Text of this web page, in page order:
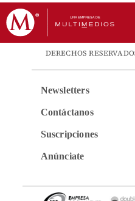
DERECHOS
Newsletters
Contáctanos
Suscripciones
Anúnciate